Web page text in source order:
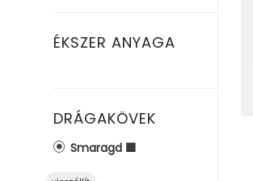
ÉKSZER ANYAGA
DRÁGAKÖVEK
Smaragd 🟩